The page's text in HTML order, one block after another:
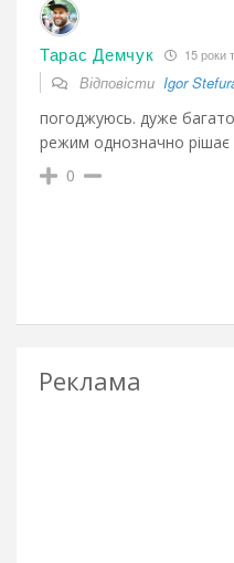
Тарас Демчук 15 роки
Відповісти Igor
погоджуюсь. дуже
режим однозначно рішає
0
Реклама